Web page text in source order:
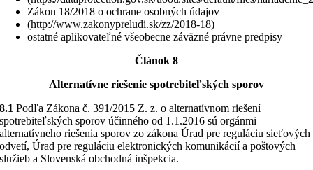
Zákon 18/2018 o ochrane osobných údajov
(http://www.zakonypreludi.sk/zz/2018-18)
ostatné aplikovateľné všeobecne záväzné právne predpisy
Článok 8
Alternatívne riešenie spotrebiteľských sporov
8.1 Podľa Zákona č. 391/2015 Z. z. o alternatívnom riešení
spotrebiteľských sporov účinného od 1.1.2016 sú orgánmi
alternatívneho riešenia sporov zo zákona Úrad pre reguláciu sieťových
odvetí, Úrad pre reguláciu elektronických komunikácií a poštových
služieb a Slovenská obchodná inšpekcia.